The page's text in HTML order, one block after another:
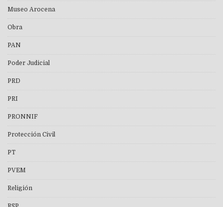
Museo Arocena
Obra
PAN
Poder Judicial
PRD
PRI
PRONNIF
Protección Civil
PT
PVEM
Religión